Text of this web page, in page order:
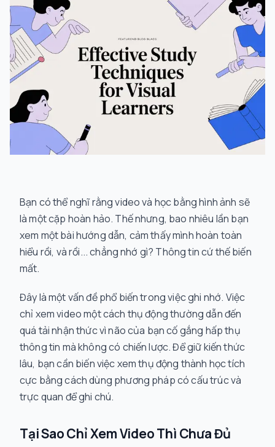
Bạn có thể nghĩ rằng video và học bằng hình ảnh sẽ
là một cặp hoàn hảo. Thế nhưng, bao nhiêu lần bạn
xem một bài hướng dẫn, cảm thấy mình hoàn toàn
hiểu rồi, và rồi... chẳng nhớ gì? Thông tin cứ thế biến
mất.
Đây là một vấn đề phổ biến trong việc ghi nhớ. Việc
chỉ xem video một cách thụ động thường dẫn đến
quá tải nhận thức vì não của bạn cố gắng hấp thụ
thông tin mà không có chiến lược. Để giữ kiến thức
lâu, bạn cần biến việc xem thụ động thành học tích
cực bằng cách dùng phương pháp có cấu trúc và
trực quan để ghi chú.
Tại Sao Chỉ Xem Video Thì Chưa Đủ